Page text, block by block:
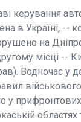
керування
в Україні, --
на
місці --
Водночас у
при­фронтових
областях